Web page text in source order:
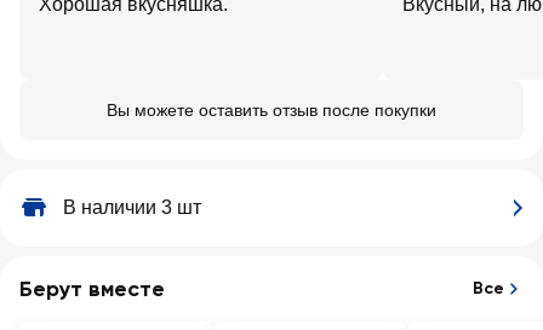
Хорошая вкусняшка. Вкусный, на
Вы можете оставить отзыв после покупки
В наличии 3 шт
Берут вместе Все